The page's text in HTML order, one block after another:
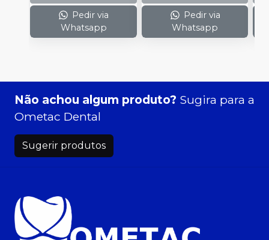
Pedir via
Whatsapp
Pedir via
Whatsapp
Não achou algum produto? Sugira para a
Ometac Dental
Sugerir produtos